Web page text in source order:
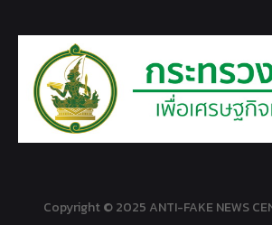
Copyright © 2025 ANTI-FAKE NEWS